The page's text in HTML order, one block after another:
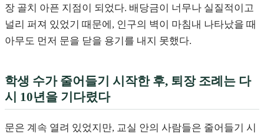
장 골치 아픈 지점이 되었다. 배당금이 너무나 실질적이고
널리 퍼져 있었기 때문에, 인구의 벽이 마침내 나타났을 때
아무도 먼저 문을 닫을 용기를 내지 못했다.
학생 수가 줄어들기 시작한 후, 퇴장 조례는 다
시 10년을 기다렸다
문은 계속 열려 있었지만, 교실 안의 사람들은 줄어들기 시